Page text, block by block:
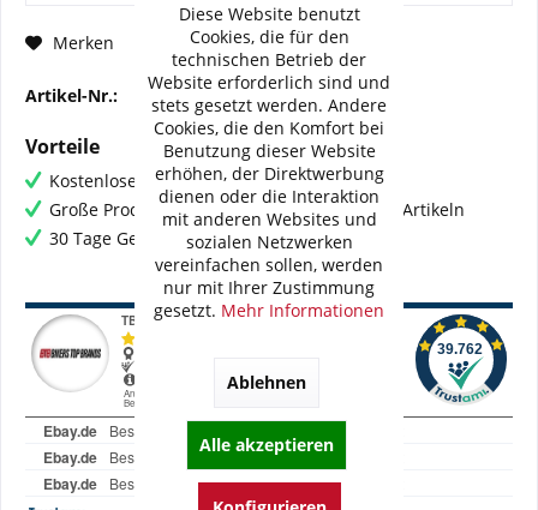
Merken Fragen zum Artikel?
Artikel-Nr.: BC-AT6104-21
Vorteile
Kostenloser Versand ab € 60,- Bestellwert
Große Produktauswahl mit mehr als 80.000 Artikeln
30 Tage Geld-Zurück-Garantie
Diese Website benutzt
Cookies, die für den
technischen Betrieb der
Website erforderlich sind und
stets gesetzt werden. Andere
Cookies, die den Komfort bei
Benutzung dieser Website
erhöhen, der Direktwerbung
dienen oder die Interaktion
mit anderen Websites und
sozialen Netzwerken
vereinfachen sollen, werden
nur mit Ihrer Zustimmung
gesetzt. Mehr Informationen
Ablehnen
Alle akzeptieren